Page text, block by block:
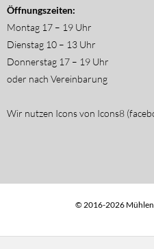
Öffnungszeiten:
Montag 17 – 19 Uhr
Dienstag 10 – 13 Uhr
Donnerstag 17 – 19 Uhr
oder nach Vereinbarung
Wir nutzen Icons von Icons8
© 2016-2026